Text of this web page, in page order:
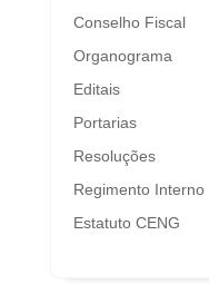
Conselho Fiscal
Organograma
Editais
Portarias
Resoluções
Regimento Interno
Estatuto CENG